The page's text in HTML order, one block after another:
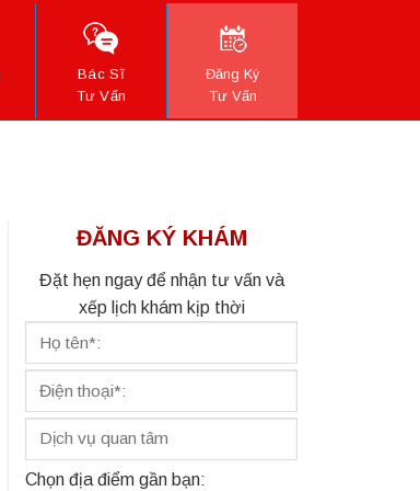
Bác Sĩ
Tư Vấn
Đăng Ký
Tư Vấn
ĐĂNG KÝ KHÁM
Đặt hẹn ngay để nhận tư vấn và
xếp lịch khám kịp thời
Chọn địa điểm gần bạn: